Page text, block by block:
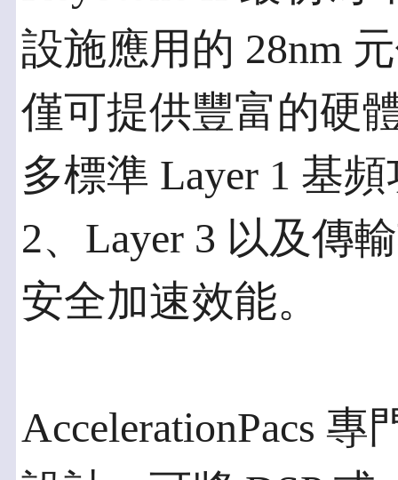
設施應用的 28nm
僅可提供豐富的硬
多標準 Layer 1 基
2、Layer 3 以及傳
安全加速效能。
AccelerationPacs